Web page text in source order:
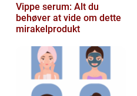
Vippe serum: Alt du
behøver at vide om dette
mirakelprodukt